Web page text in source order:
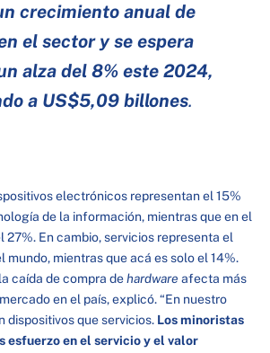
crecimiento anual de
el sector y se espera
alza del 8% este 2024,
a US$5,09 billones.
electrónicos representan el 15%
de la información, mientras que en el
27%. En cambio, servicios representa el
mundo, mientras que acá es solo el 14%.
caída de compra dehardware afecta más
en el país, explicó. “En nuestro
dispositivos que servicios. Los minoristas
esfuerzo en el servicio y el valor